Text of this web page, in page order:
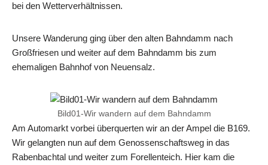
bei den Wetterverhältnissen.
Unsere Wanderung ging über den alten Bahndamm nach
Großfriesen und weiter auf dem Bahndamm bis zum
ehemaligen Bahnhof von Neuensalz.
Bild01-Wir wandern auf dem Bahndamm
Am Automarkt vorbei überquerten wir an der Ampel die B169.
Wir gelangten nun auf dem Genossenschaftsweg in das
Rabenbachtal und weiter zum Forellenteich. Hier kam die